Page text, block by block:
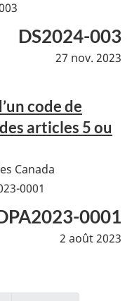
DS2024-003
27 nov. 2023
code de
articles 5 ou
Canada
0001
0001
2 août 2023